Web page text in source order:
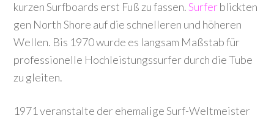
kurzen Surfboards erst Fuß zu fassen.Surferblickten
gen North Shore auf die schnelleren und höheren
Wellen. Bis 1970 wurde es langsam Maßstab für
professionelle Hochleistungssurfer durch die Tube
zu gleiten.
1971 veranstalte der ehemalige Surf-Weltmeister